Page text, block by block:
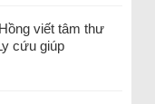
viết tâm thư
cứu giúp